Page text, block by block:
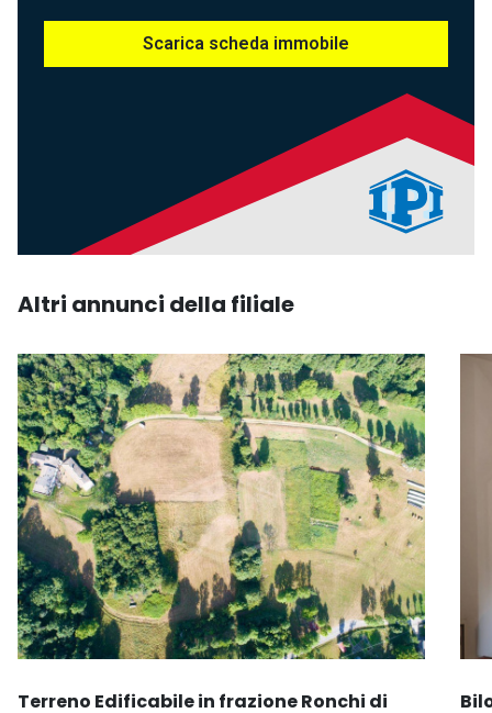
Scarica scheda immobile
Altri annunci della filiale
Terreno Edificabile in frazione Ronchi di